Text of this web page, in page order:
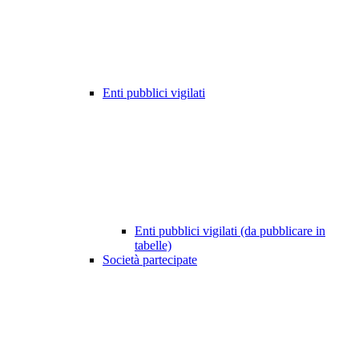
Enti pubblici vigilati
Enti pubblici vigilati (da pubblicare in
tabelle)
Società partecipate